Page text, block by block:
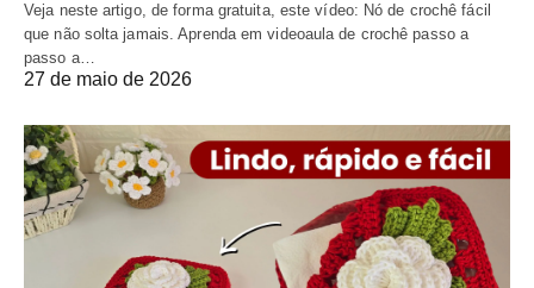
Veja neste artigo, de forma gratuita, este vídeo: Nó de crochê fácil
que não solta jamais. Aprenda em videoaula de crochê passo a
passo a…
27 de maio de 2026